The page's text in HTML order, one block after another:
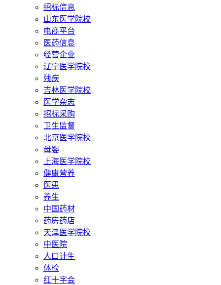
招标信息
山东医学院校
电商平台
医药信息
经营企业
辽宁医学院校
残疾
吉林医学院校
医学杂志
招标采购
卫生监督
北京医学院校
母婴
上海医学院校
健康营养
医患
养生
中国药材
药房药店
天津医学院校
中医院
人口计生
体检
红十字会